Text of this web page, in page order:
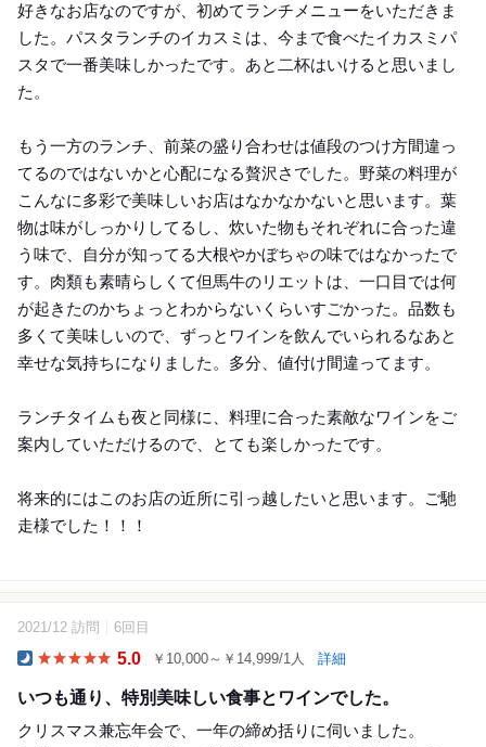
好きなお店なのですが、初めてランチメニューをいただきま
した。パスタランチのイカスミは、今まで食べたイカスミパ
スタで一番美味しかったです。あと二杯はいけると思いまし
た。
もう一方のランチ、前菜の盛り合わせは値段のつけ方間違っ
てるのではないかと心配になる贅沢さでした。野菜の料理が
こんなに多彩で美味しいお店はなかなかないと思います。葉
物は味がしっかりしてるし、炊いた物もそれぞれに合った違
う味で、自分が知ってる大根やかぼちゃの味ではなかったで
す。肉類も素晴らしくて但馬牛のリエットは、一口目では何
が起きたのかちょっとわからないくらいすごかった。品数も
多くて美味しいので、ずっとワインを飲んでいられるなあと
幸せな気持ちになりました。多分、値付け間違ってます。
ランチタイムも夜と同様に、料理に合った素敵なワインをご
案内していただけるので、とても楽しかったです。
将来的にはこのお店の近所に引っ越したいと思います。ご馳
走様でした！！！
2021/12 訪問 6回目
5.0 ￥10,000～￥14,999/1人 詳細
いつも通り、特別美味しい食事とワインでした。
クリスマス兼忘年会で、一年の締め括りに伺いました。